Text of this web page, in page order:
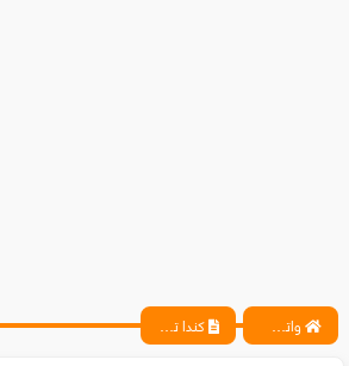
واتس آب ، فيسبوك ، أنترنت ، شروحات تقنية حصرية - المحترف كندا تطالب OpenAI بتعويض قدره مليار دولار